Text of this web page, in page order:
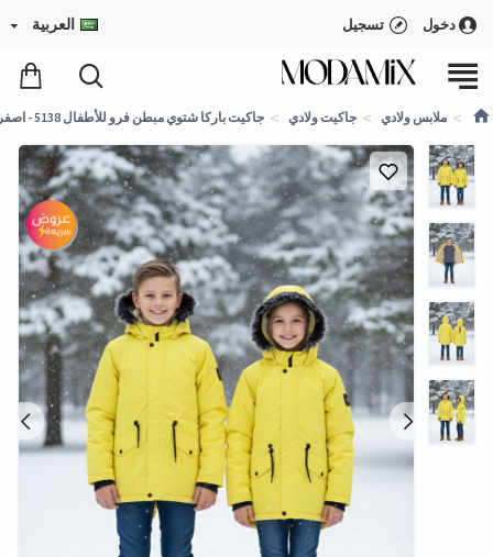
دخول تسجيل العربية
ملابس ولادي جاكيت ولادي جاكيت باركا شتوي مبطن فرو للأطفال 5138 - اصفر